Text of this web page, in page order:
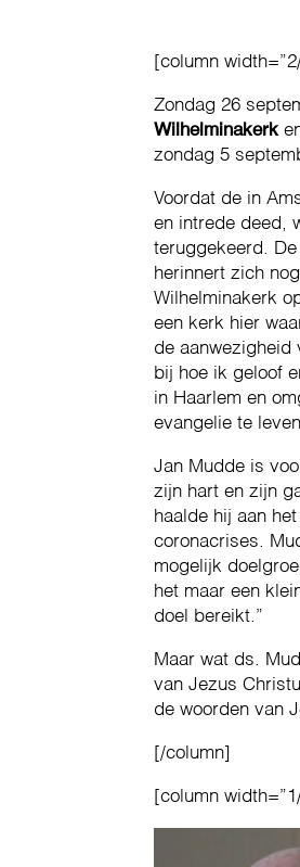
[column
Zondag 26
Wilhelminakerk
zondag 5
Voordat de in
en intrede deed,
teruggekeerd.
herinnert zich
Wilhelminakerk
een kerk hier
de aanwezigheid
bij hoe ik geloof
in Haarlem en
evangelie te
Jan Mudde is
zijn hart en zijn
haalde hij aan
coronacrises.
mogelijk
het maar een
doel bereikt.”
Maar wat ds.
van Jezus
de woorden van
[/column]
[column